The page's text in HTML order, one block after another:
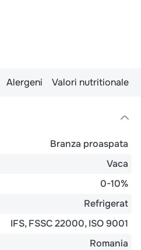
Alergeni Valori nutritionale
Branza proaspata
Vaca
0-10%
Refrigerat
IFS FSSC 22000 ISO 9001
Romania